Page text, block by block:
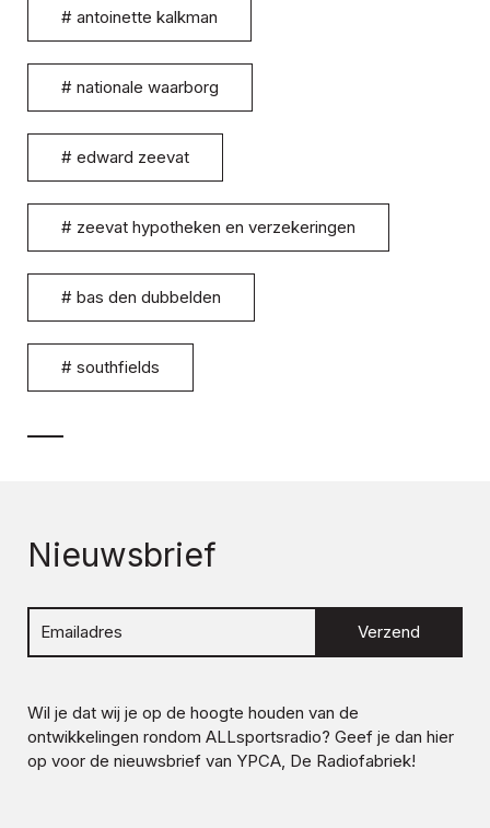
# antoinette kalkman
# nationale waarborg
# edward zeevat
# zeevat hypotheken en verzekeringen
# bas den dubbelden
# southfields
Nieuwsbrief
Verzend
Wil je dat wij je op de hoogte houden van de
ontwikkelingen rondom ALLsportsradio? Geef je dan hier
op voor de nieuwsbrief van YPCA, De Radiofabriek!